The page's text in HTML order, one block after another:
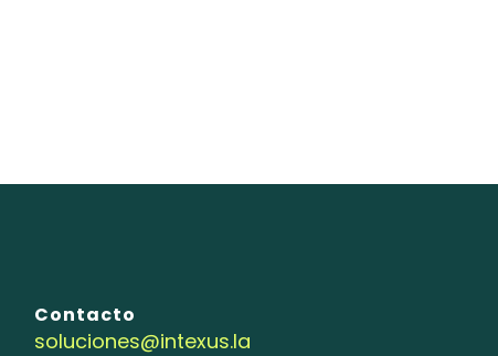
Contacto
soluciones@intexus.la